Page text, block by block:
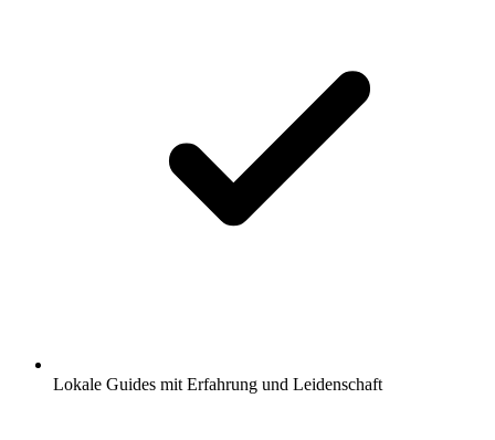
Lokale Guides mit Erfahrung und Leidenschaft